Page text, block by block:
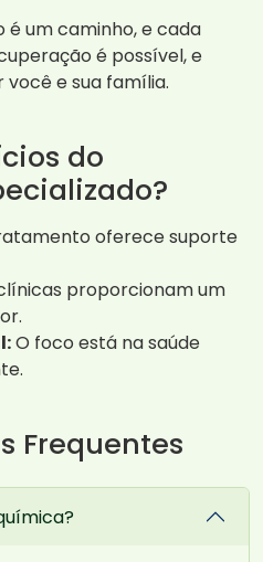
um caminho, e cada
é possível, e
e sua família.
do
oferece suporte
proporcionam um
O foco está na saúde
Frequentes